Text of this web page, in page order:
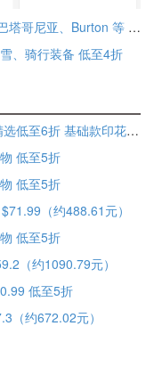
、Burton 等 额外8折优惠
、骑行装备 低至4折
Patagonia：巴塔美官夏季大促 运动服饰精选低至6折 基础款印花T恤$21.99
低至5折
低至5折
（约488.61元）
低至5折
（约1090.79元）
低至5折
（约672.02元）